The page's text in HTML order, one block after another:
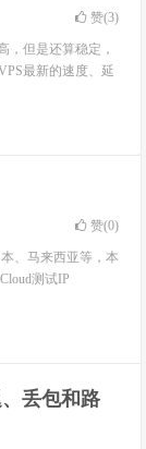
赞(3)
，但是还算稳定，
最新的速度、延
赞(0)
、马来西亚等，本
测试IP
丢包和路